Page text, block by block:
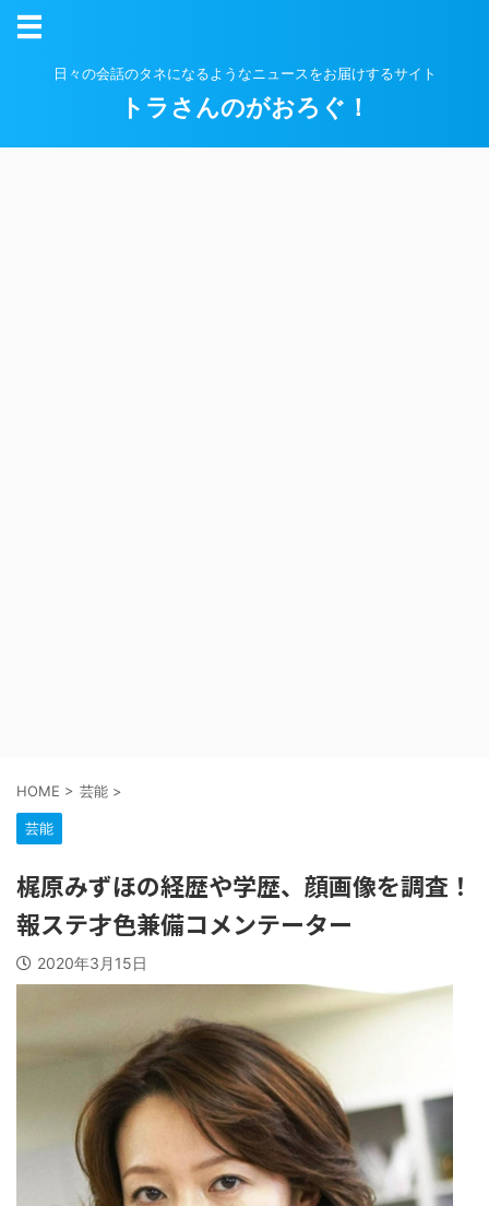
日々の会話のタネになるようなニュースをお届けするサイト
トラさんのがおろぐ！
HOME > 芸能 >
芸能
梶原みずほの経歴や学歴、顔画像を調査！
報ステ才色兼備コメンテーター
2020年3月15日